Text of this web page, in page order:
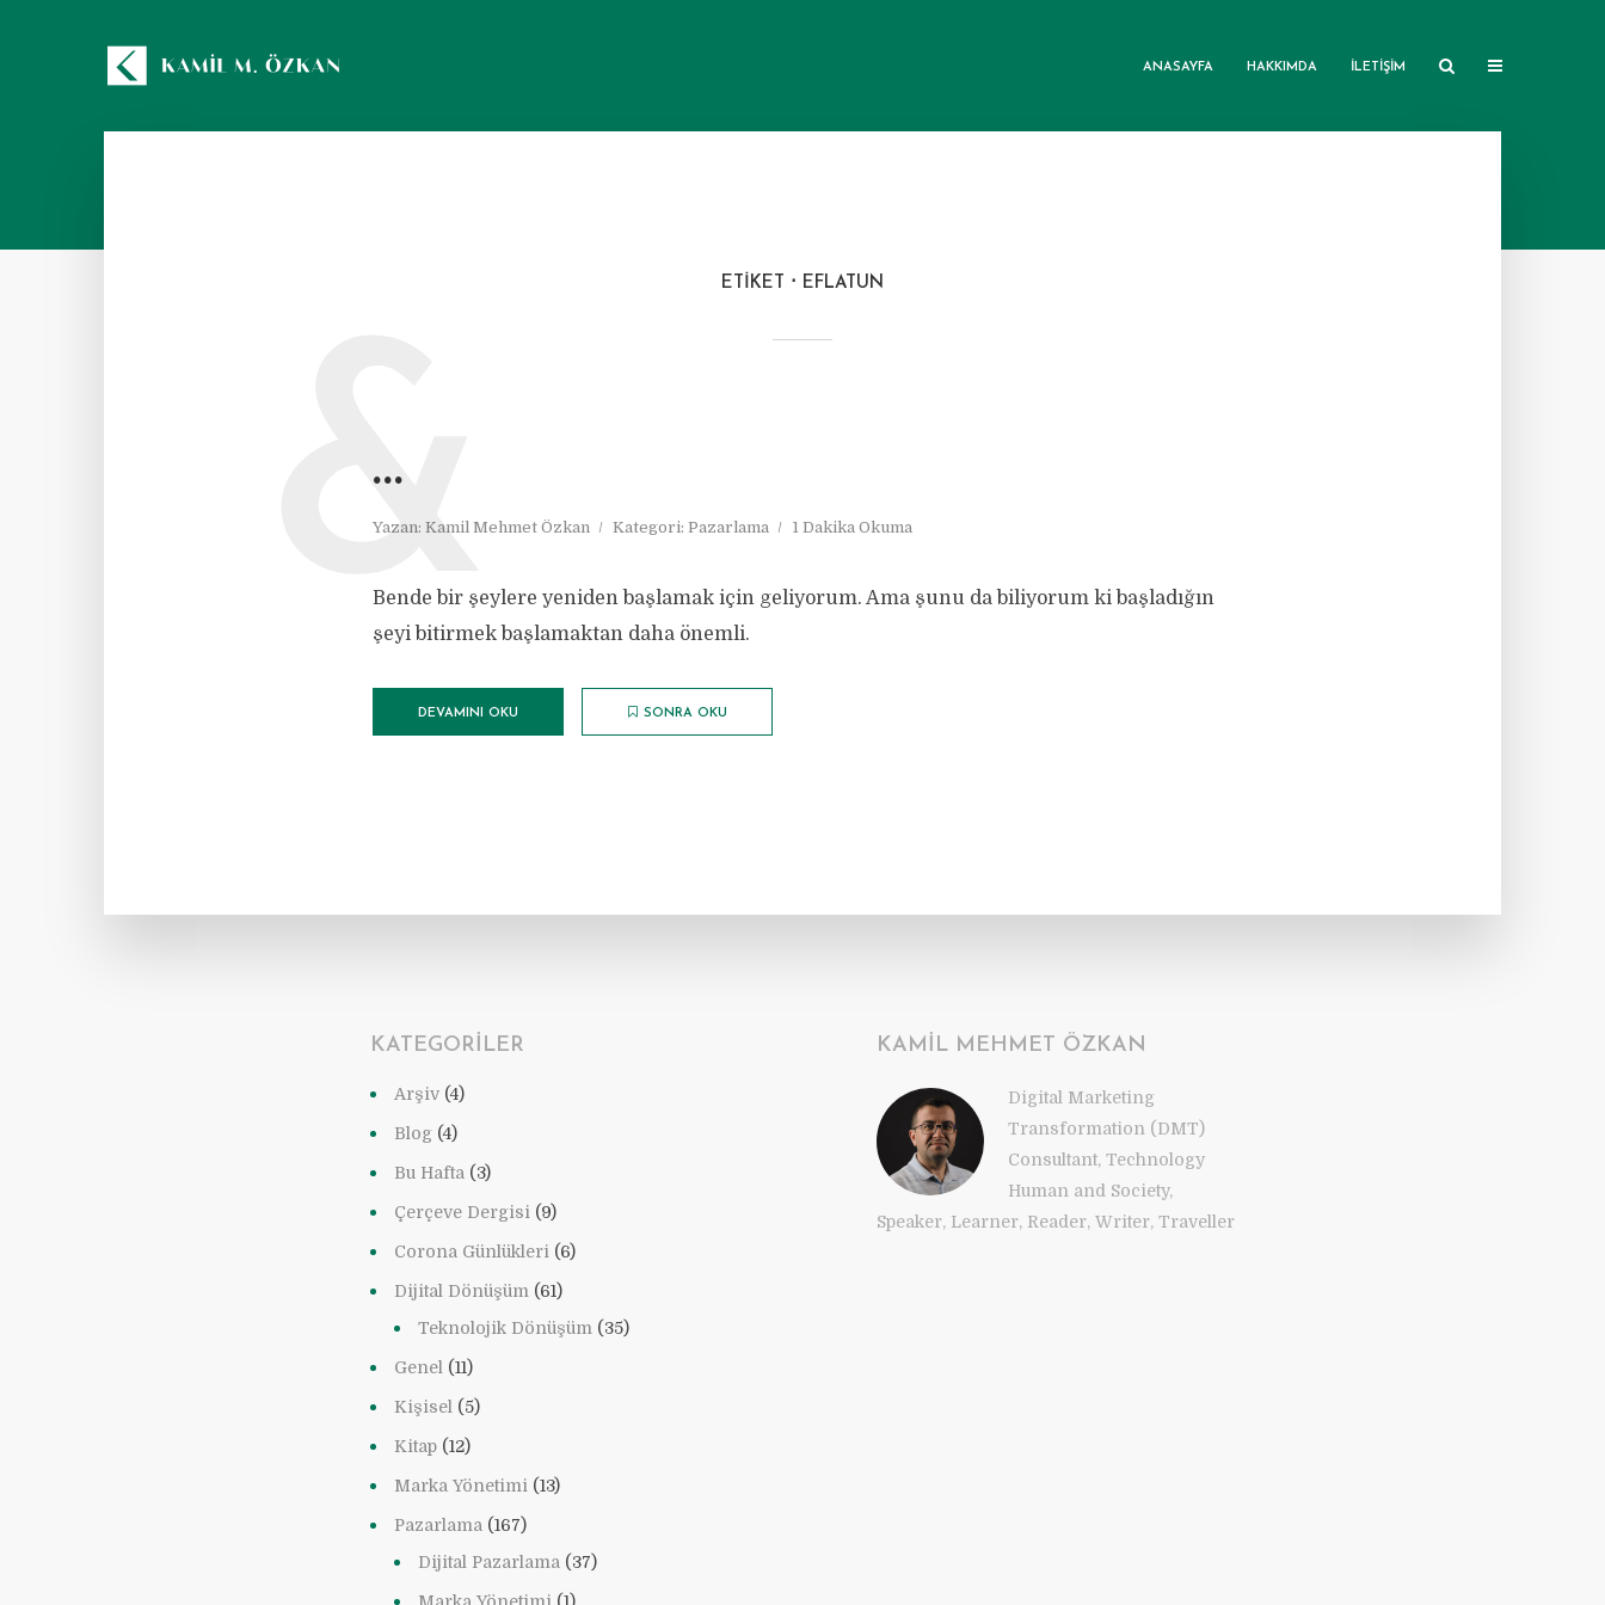
ANASAYFA HAKKIMDA İLETIŞIM
ETIKET EFLATUN
…
Yazan: Kamil Mehmet Özkan Kategori: Pazarlama 1 Dakika Okuma
&
Bende bir şeylere yeniden başlamak için geliyorum. Ama şunu da biliyorum ki başladığın
şeyi bitirmek başlamaktan daha önemli.
DEVAMINI OKU SONRA OKU
KATEGORILER
Arşiv (4)
Blog (4)
Bu Hafta (3)
Çerçeve Dergisi (9)
Corona Günlükleri (6)
Dijital Dönüşüm (61)
Teknolojik Dönüşüm (35)
Genel (11)
Kişisel (5)
Kitap (12)
Marka Yönetimi (13)
Pazarlama (167)
Dijital Pazarlama (37)
KAMIL MEHMET ÖZKAN
Digital Marketing
Transformation (DMT)
Consultant, Technology
Human and Society,
Speaker, Learner, Reader, Writer, Traveller